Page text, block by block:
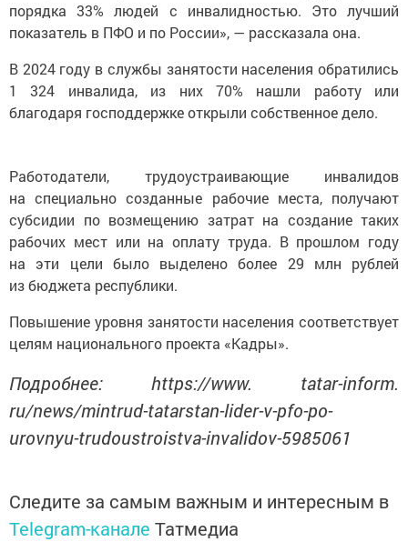
порядка 33% людей с инвалидностью. Это лучший
показатель в ПФО и по России», — рассказала она.
В 2024 году в службы занятости населения обратились
1 324 инвалида, из них 70% нашли работу или
благодаря господдержке открыли собственное дело.
Работодатели, трудоустраивающие инвалидов
на специально созданные рабочие места, получают
субсидии по возмещению затрат на создание таких
рабочих мест или на оплату труда. В прошлом году
на эти цели было выделено более 29 млн рублей
из бюджета республики.
Повышение уровня занятости населения соответствует
целям национального проекта «Кадры».
Подробнее: https://www. tatar-inform.
ru/news/mintrud-tatarstan-lider-v-pfo-po-
urovnyu-trudoustroistva-invalidov-5985061
Следите за самым важным и интересным в
Telegram-канале Татмедиа